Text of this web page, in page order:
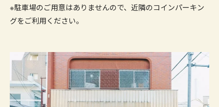
※駐車場のご用意はありませんので、近隣のコインパーキン
グをご利用ください。